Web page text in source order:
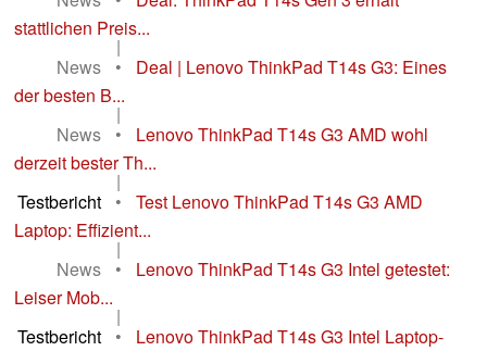
stattlichen Preis...
|
News
•
Deal | Lenovo ThinkPad T14s G3: Eines
der besten B...
|
News
•
Lenovo ThinkPad T14s G3 AMD wohl
derzeit bester Th...
|
Testbericht
•
Test Lenovo ThinkPad T14s G3 AMD
Laptop: Effizient...
|
News
•
Lenovo ThinkPad T14s G3 Intel getestet:
Leiser Mob...
|
Testbericht
•
Lenovo ThinkPad T14s G3 Intel Laptop-